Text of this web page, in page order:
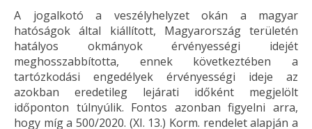
A jogalkotó a veszélyhelyzet okán a magyar
hatóságok által kiállított, Magyarország területén
hatályos okmányok érvényességi idejét
meghosszabbította, ennek következtében a
tartózkodási engedélyek érvényességi ideje az
azokban eredetileg lejárati időként megjelölt
időponton túlnyúlik. Fontos azonban figyelni arra,
hogy míg a 500/2020. (XI. 13.) Korm. rendelet alapján a